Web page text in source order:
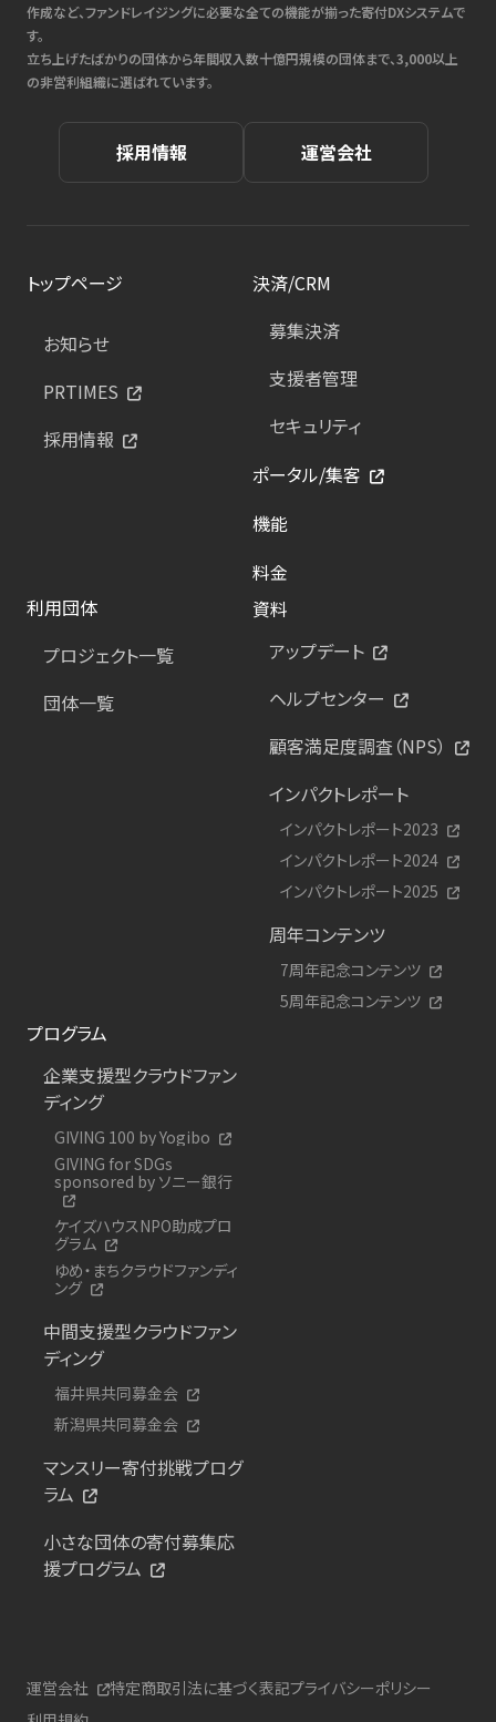
作成など、ファンドレイジングに必要な全ての機能が揃った寄付DXシステムで
す。
立ち上げたばかりの団体から年間収入数十億円規模の団体まで、3,000以上
の非営利組織に選ばれています。
採用情報 運営会社
トップページ
お知らせ
PRTIMES
採用情報
決済/CRM
募集決済
支援者管理
セキュリティ
ポータル/集客
機能
料金
利用団体
プロジェクト一覧
団体一覧
資料
アップデート
ヘルプセンター
顧客満足度調査（NPS）
インパクトレポート
インパクトレポート2023
インパクトレポート2024
インパクトレポート2025
周年コンテンツ
7周年記念コンテンツ
5周年記念コンテンツ
プログラム
企業支援型クラウドファン
ディング
GIVING 100 by Yogibo
GIVING for SDGs
sponsored by ソニー銀行
ケイズハウスNPO助成プロ
グラム
ゆめ・まちクラウドファンディ
ング
中間支援型クラウドファン
ディング
福井県共同募金会
新潟県共同募金会
マンスリー寄付挑戦プログ
ラム
小さな団体の寄付募集応
援プログラム
運営会社 特定商取引法に基づく表記プライバシーポリシー